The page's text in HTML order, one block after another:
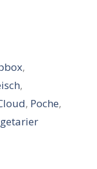
,
,
, Poche,